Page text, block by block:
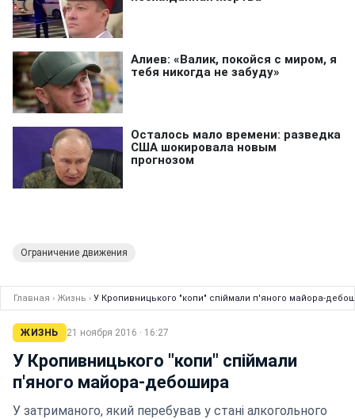
Ограничение движения
Главная › Жизнь › У Кропивницького "копи" спіймали п'яного майора-
ЖИЗНЬ 21 ноября 2016 · 16:27
У Кропивницького "копи" спіймали
п'яного майора-дебошира
У затриманого, який перебував у стані алкогольного